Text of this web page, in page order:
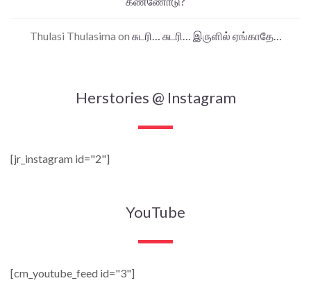
Thulasi Thulasima on சுடரி… சுடரி… இருளில் ஏங்காதே…
Herstories @ Instagram
[jr_instagram id="2"]
YouTube
[cm_youtube_feed id="3"]